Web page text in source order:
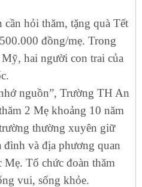
hỏi thăm, tặng quà Tết
đồng/mẹ. Trong
hai người con trai của
nguồn”, Trường TH An
2 Mẹ khoảng 10 năm
thường xuyên giữ
và địa phương quan
Mẹ. Tổ chức đoàn thăm
vui, sống khỏe.